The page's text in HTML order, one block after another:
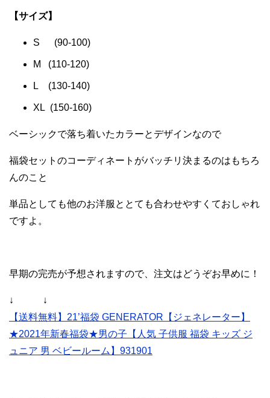
【サイズ】
S (90-100)
M (110-120)
L (130-140)
XL (150-160)
ベーシックで落ち着いたカラーとデザインなので
福袋セットのコーディネートがバッチリ決まるのはもちろ
んのこと
単品としても他のお洋服ととても合わせやすくておしゃれ
ですよ。
早期の完売が予想されますので、注文はどうぞお早めに！
↓ ↓
【送料無料】21’福袋 GENERATOR【ジェネレーター】
★2021年新春福袋★男の子【人気 子供服 福袋 キッズ ジ
ュニア 男 ベビールーム】931901